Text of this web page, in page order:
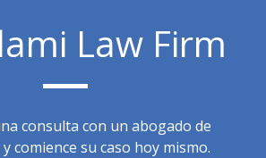
Law Firm
consulta con un abogado de
comience su caso hoy mismo.